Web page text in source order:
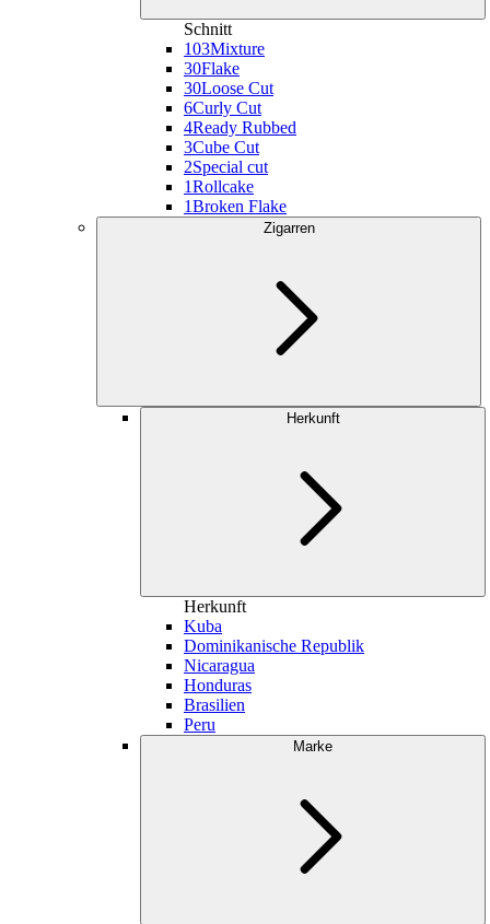
Schnitt
103Mixture
30Flake
30Loose Cut
6Curly Cut
4Ready Rubbed
3Cube Cut
2Special cut
1Rollcake
1Broken Flake
Zigarren
Herkunft
Herkunft
Kuba
Dominikanische Republik
Nicaragua
Honduras
Brasilien
Peru
Marke